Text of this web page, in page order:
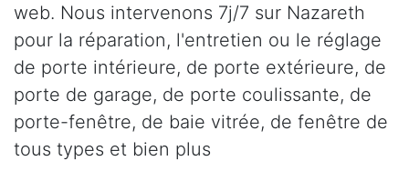
web. Nous intervenons 7j/7 sur Nazareth
pour la réparation, l'entretien ou le réglage
de porte intérieure, de porte extérieure, de
porte de garage, de porte coulissante, de
porte-fenêtre, de baie vitrée, de fenêtre de
tous types et bien plus